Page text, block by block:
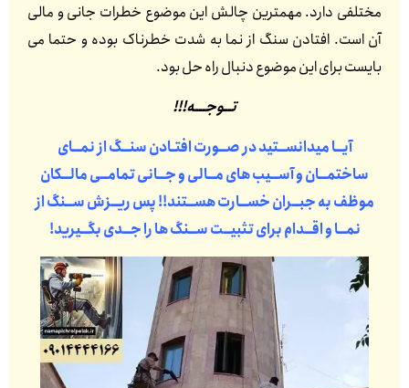
مختلفی دارد. مهمترین چالش این موضوع خطرات جانی و مالی
آن است. افتادن سنگ از نما به شدت خطرناک بوده و حتما می
بایست برای این موضوع دنبال راه حل بود.
تــوجـــه!!!
آیــا میدانســتید در صــورت افتـادن سنــگ از نمــای
ساختمــان و آســیب های مــالی و جــانی تمامــی مالــکان
موظف به جبــران خســارت هســتند!! پس ریــزش ســنگ از
نمــا و اقــدام برای تثبیــت ســنگ ها را جــدی بگــیرید!